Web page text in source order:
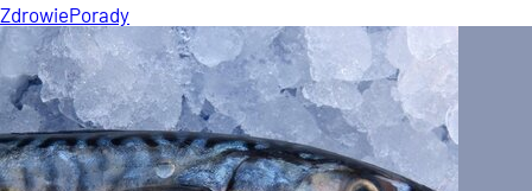
ZdrowiePorady